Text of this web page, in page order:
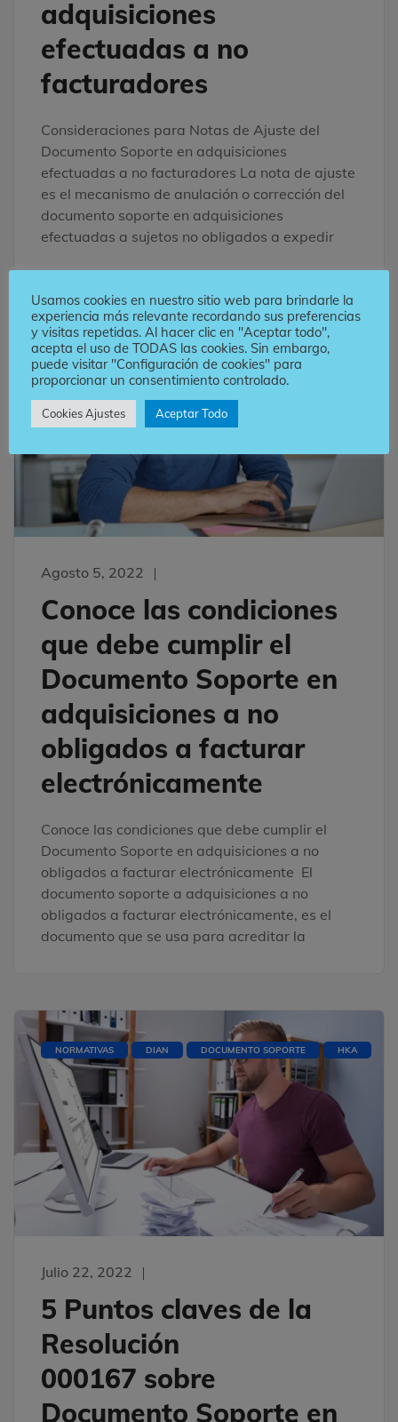
adquisiciones
efectuadas a no
facturadores
Consideraciones para Notas de Ajuste del
Documento Soporte en adquisiciones
efectuadas a no facturadores La nota de ajuste
es el mecanismo de anulación o corrección del
documento soporte en adquisiciones
efectuadas a sujetos no obligados a expedir
NOTICIAS DIAN DOCUMENTO SOPORTE
HKA
NORMATIVAS
Agosto 5, 2022
Conoce las condiciones
que debe cumplir el
Documento Soporte en
adquisiciones a no
obligados a facturar
electrónicamente
Conoce las condiciones que debe cumplir el
Documento Soporte en adquisiciones a no
obligados a facturar electrónicamente El
documento soporte a adquisiciones a no
obligados a facturar electrónicamente, es el
documento que se usa para acreditar la
NORMATIVAS DIAN DOCUMENTO SOPORTE HKA
Julio 22, 2022
5 Puntos claves de la
Resolución
000167 sobre
Documento Soporte en
Usamos cookies en nuestro sitio web para brindarle la
experiencia más relevante recordando sus preferencias
y visitas repetidas. Al hacer clic en "Aceptar todo",
acepta el uso de TODAS las cookies. Sin embargo,
puede visitar "Configuración de cookies" para
proporcionar un consentimiento controlado.
Cookies Ajustes Aceptar Todo